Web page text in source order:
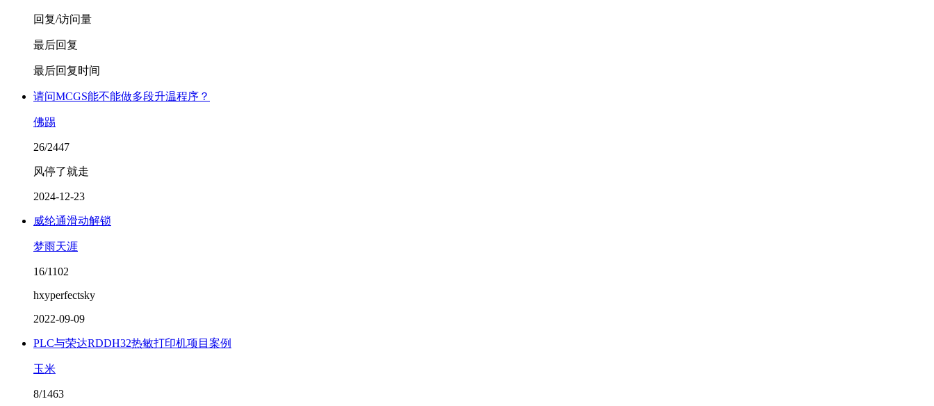
回复/访问量
最后回复
最后回复时间
请问MCGS能不能做多段升温程序？
佛踢
26/2447
风停了就走
2024-12-23
威纶通滑动解锁
梦雨天涯
16/1102
hxyperfectsky
2022-09-09
PLC与荣达RDDH32热敏打印机项目案例
玉米
8/1463